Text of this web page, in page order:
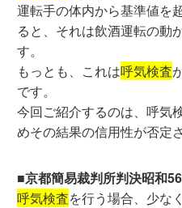
運転手の体内から基準値を
ると、それは飲酒運転の動
す。
もっとも、これは呼気検査
です。
今回ご紹介するのは、呼気
めその結果の信用性が否定
■京都簡易裁判所判決昭和
呼気検査を行う場合、少な